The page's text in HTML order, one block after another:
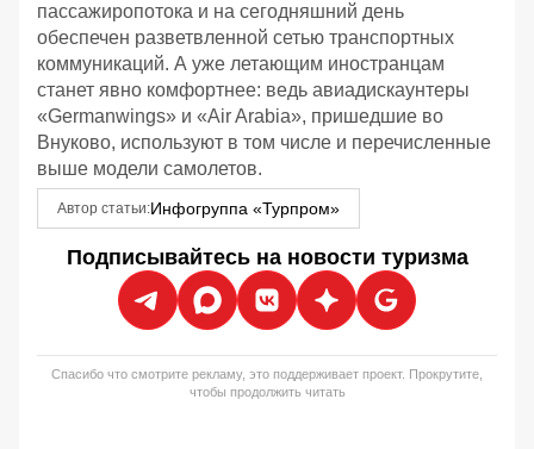
пассажиропотока и на сегодняшний день
обеспечен разветвленной сетью транспортных
коммуникаций. А уже летающим иностранцам
станет явно комфортнее: ведь авиадискаунтеры
«Germanwings» и «Air Arabia», пришедшие во
Внуково, используют в том числе и перечисленные
выше модели самолетов.
Автор статьи:Инфогруппа «Турпром»
Подписывайтесь на новости туризма
Спасибо что смотрите рекламу, это поддерживает проект. Прокрутите,
чтобы продолжить читать